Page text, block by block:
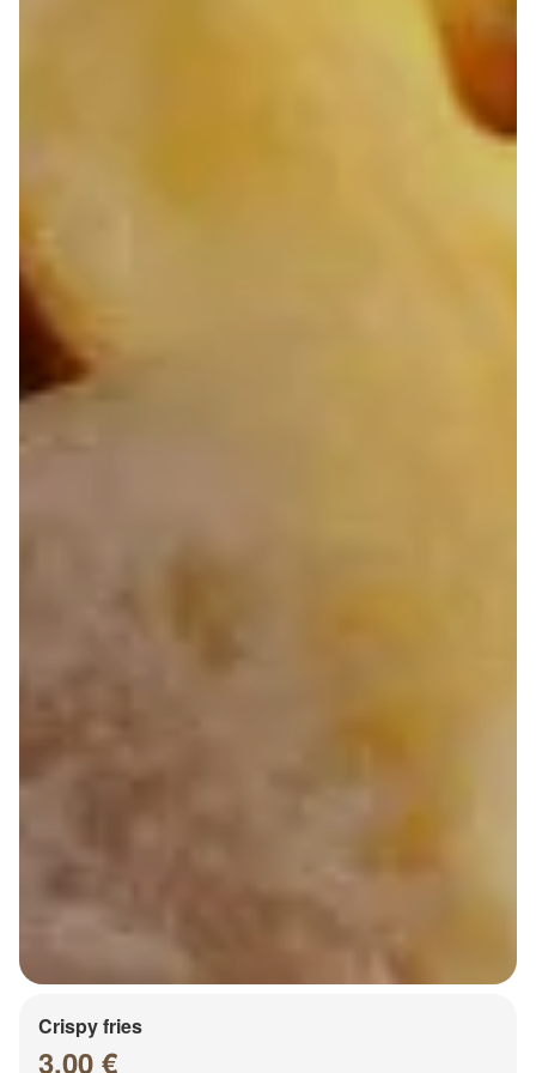
Crispy fries
3.00 €